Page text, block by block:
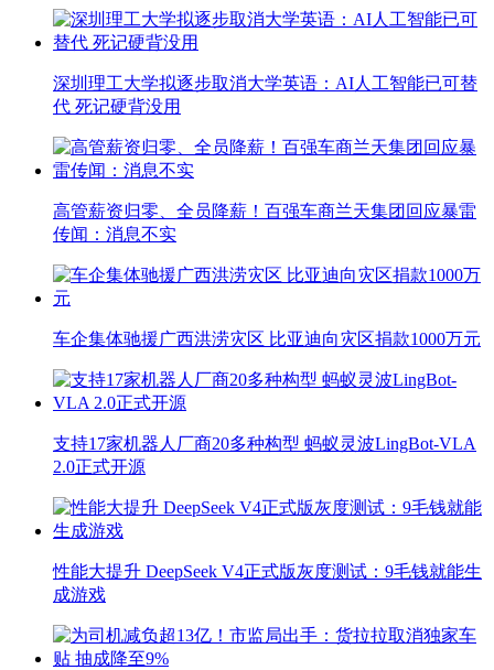
深圳理工大学拟逐步取消大学英语：AI人工智能已可替
代 死记硬背没用
高管薪资归零、全员降薪！百强车商兰天集团回应暴雷
传闻：消息不实
车企集体驰援广西洪涝灾区 比亚迪向灾区捐款1000万元
支持17家机器人厂商20多种构型 蚂蚁灵波LingBot-VLA
2.0正式开源
性能大提升 DeepSeek V4正式版灰度测试：9毛钱就能生
成游戏